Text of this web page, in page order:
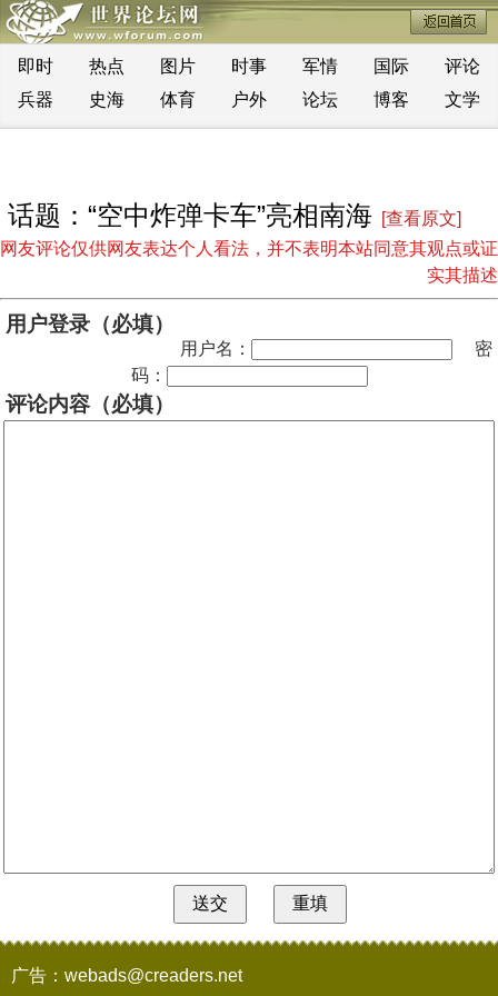
即时 热点 图片 时事 军情 国际
评论
兵器
史海 体育 户外 论坛 博客 文学
话题：“空中炸弹卡车”亮相南海 [查看原文]
网友评论仅供网友表达个人看法，并不表明本站同意其观点或证
实其描述
用户登录（必填）
用户名：
密
码：
评论内容（必填）
广告：webads@creaders.net